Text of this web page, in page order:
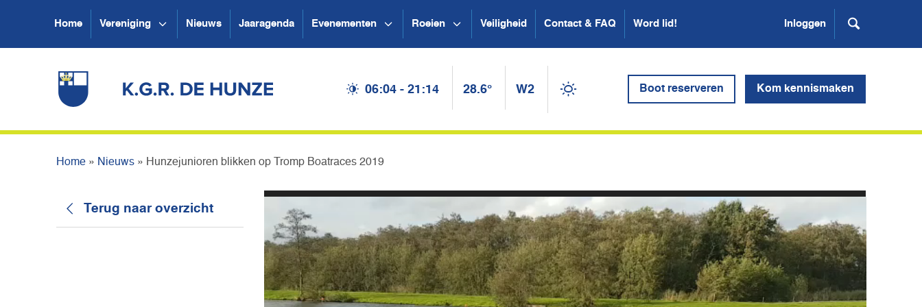
Home Vereniging Nieuws Jaaragenda Evenementen Roeien Veiligheid Contact & FAQ Word lid! Inloggen
06:04 - 21:14 28.6° W2 Boot reserveren Kom kennismaken
Home » Nieuws » Hunzejunioren blikken op Tromp Boatraces 2019
Terug naar overzicht
Videospeler